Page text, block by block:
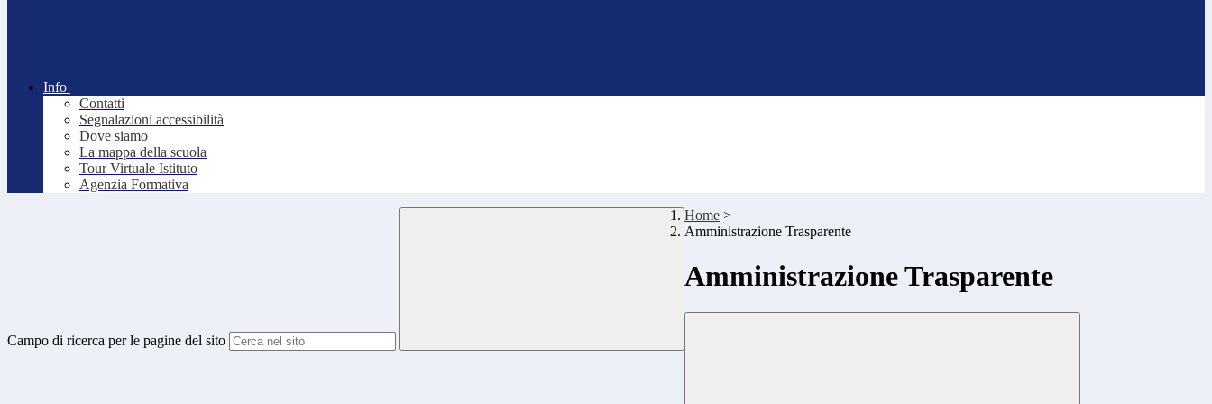
Info
Contatti
Segnalazioni accessibilità
Dove siamo
La mappa della scuola
Tour Virtuale Istituto
Agenzia Formativa
Campo di ricerca per le pagine del sito
Home >
Amministrazione Trasparente
Amministrazione Trasparente